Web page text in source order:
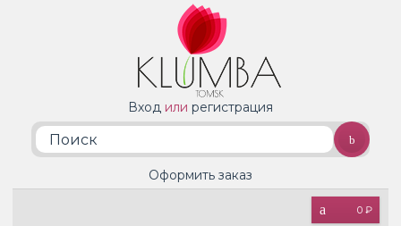
Вход или регистрация
0 ₽
Оформить заказ